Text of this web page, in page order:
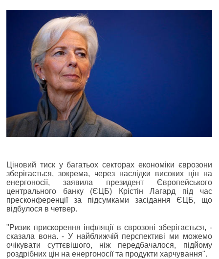
Ціновий тиск у багатьох секторах економіки єврозони
зберігається, зокрема, через наслідки високих цін на
енергоносії, заявила президент Європейського
центрального банку (ЄЦБ) Крістін Лагард під час
пресконференції за підсумками засідання ЄЦБ, що
відбулося в четвер.
"Ризик прискорення інфляції в єврозоні зберігається, -
сказала вона. - У найближчій перспективі ми можемо
очікувати суттєвішого, ніж передбачалося, підйому
роздрібних цін на енергоносії та продукти харчування".